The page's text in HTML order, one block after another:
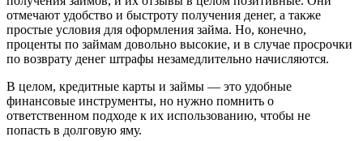
отмечают удобство и быстроту получения денег, а также
простые условия для оформления займа. Но, конечно,
проценты по займам довольно высокие, и в случае просрочки
по возврату денег штрафы незамедлительно начисляются.
В целом, кредитные карты и займы — это удобные
финансовые инструменты, но нужно помнить о
ответственном подходе к их использованию, чтобы не
попасть в долговую яму.